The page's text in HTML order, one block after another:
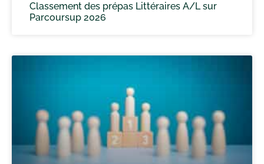
Classement des prépas Littéraires A/L sur
Parcoursup 2026